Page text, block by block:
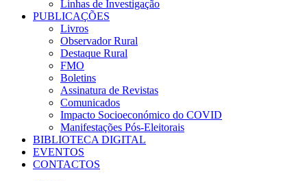
Linhas de Investigação
PUBLICAÇÕES
Livros
Observador Rural
Destaque Rural
FMO
Boletins
Assinatura de Revistas
Comunicados
Impacto Socioeconómico do COVID
Manifestações Pós-Eleitorais
BIBLIOTECA DIGITAL
EVENTOS
CONTACTOS